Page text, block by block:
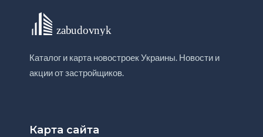
Каталог и карта новостроек Украины. Новости и
акции от застройщиков.
Карта сайта